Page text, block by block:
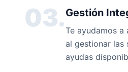
03.Gestión
Te ayudamos a
al gestionar las
ayudas